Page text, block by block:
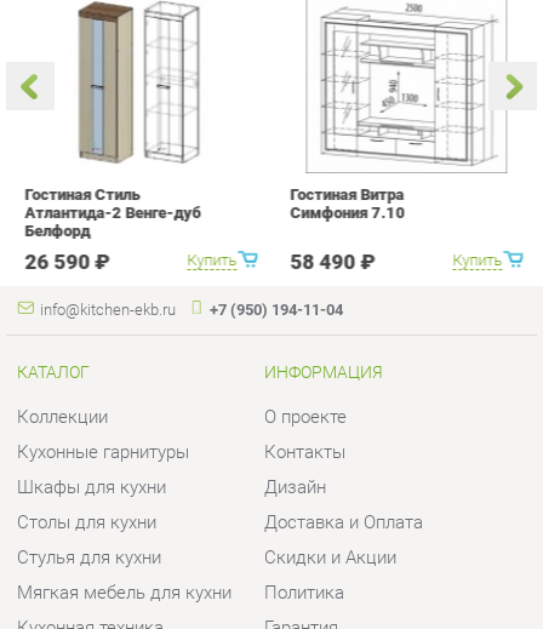
Атлантида-2 Венге-дуб
Белфорд
26 590 ₽ Купить
Гостиная Витра
Симфония 7.10
58 490 ₽
info@kitchen-ekb.ru +7 (950) 194-11-04
КАТАЛОГ
Коллекции
Шкафы для кухни
Мягкая мебель для кухни
Кухонная техника
Комплектующие для кухни
Кухонная сантехника
ИНФОРМАЦИЯ
О проекте
Дизайн
Скидки и Акции
Политика
Гарантия
Помощь
Весь мир Шоурум и склад самовывоза